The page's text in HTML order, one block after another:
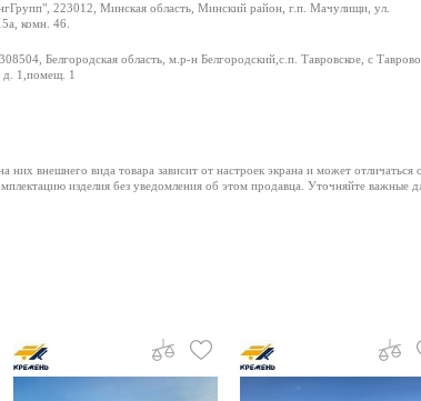
223012, Минская область, Минский район, г.п. Мачулищи, ул.
комн. 46.
Белгородская область, м.р-н Белгородский,с.п. Тавровское, с
д. 1,помещ. 1
внешнего вида товара зависит от настроек экрана и может отличаться
изделия без уведомления об этом продавца. Уточняйте важные